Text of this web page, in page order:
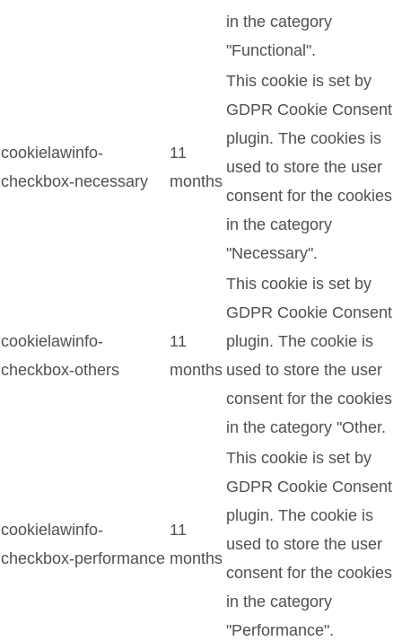
in the category
"Functional".
cookielawinfo-
checkbox-necessary
11
months
This cookie is set by
GDPR Cookie Consent
plugin. The cookies is
used to store the user
consent for the cookies
in the category
"Necessary".
cookielawinfo-
checkbox-others
11
months
This cookie is set by
GDPR Cookie Consent
plugin. The cookie is
used to store the user
consent for the cookies
in the category "Other.
cookielawinfo-
checkbox-performance
11
months
This cookie is set by
GDPR Cookie Consent
plugin. The cookie is
used to store the user
consent for the cookies
in the category
"Performance".